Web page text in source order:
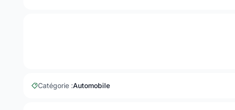
Catégorie :Automobile